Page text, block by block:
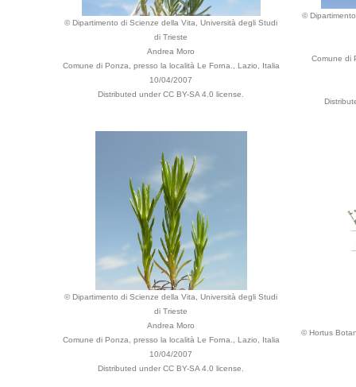
© Dipartimento di Scienze della Vita, Università degli Studi
di Trieste
Andrea Moro
Comune di Ponza, presso la località Le Forna., Lazio, Italia
10/04/2007
Distributed under CC BY-SA 4.0 license.
©
Comune di
© Dipartimento di Scienze della Vita, Università degli Studi
di Trieste
Andrea Moro
Comune di Ponza, presso la località Le Forna., Lazio, Italia
10/04/2007
Distributed under CC BY-SA 4.0 license.
© Hortus